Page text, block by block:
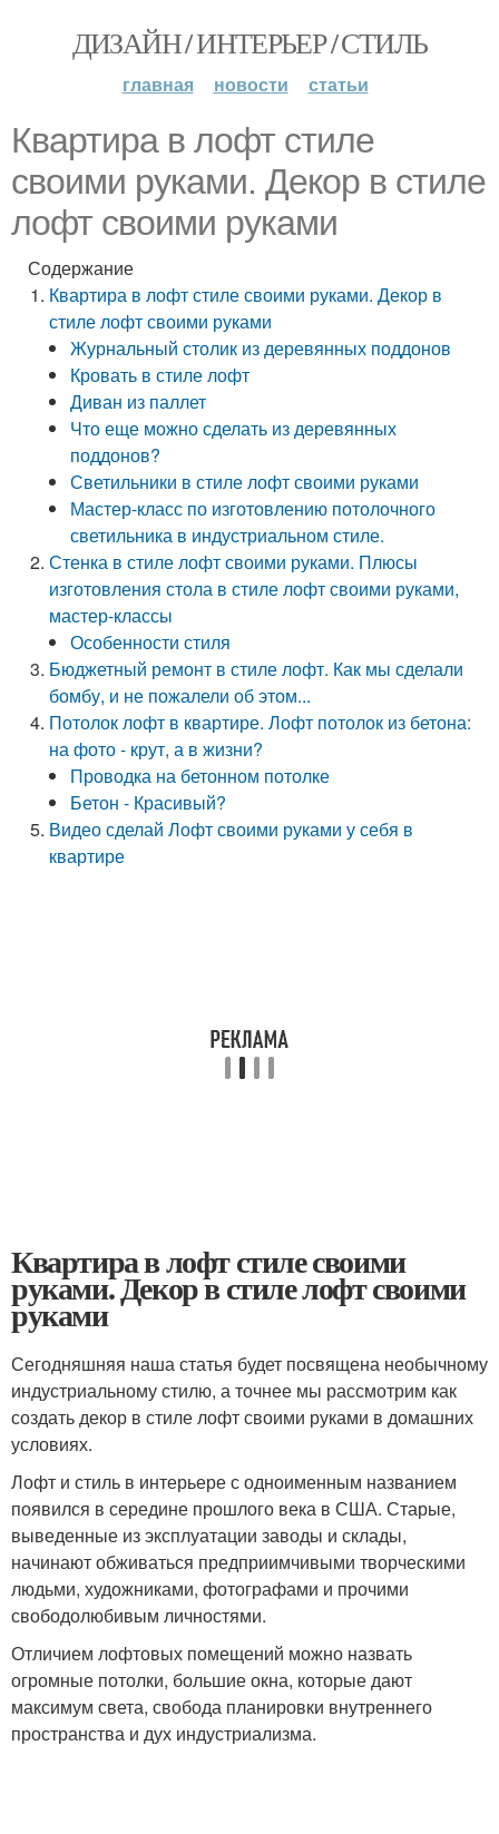
ДИЗАЙН / ИНТЕРЬЕР / СТИЛЬ
главная новости статьи
Квартира в лофт стиле
своими руками. Декор в стиле
лофт своими руками
Содержание
Квартира в лофт стиле своими руками. Декор в
стиле лофт своими руками
Журнальный столик из деревянных поддонов
Кровать в стиле лофт
Диван из паллет
Что еще можно сделать из деревянных
поддонов?
Светильники в стиле лофт своими руками
Мастер-класс по изготовлению потолочного
светильника в индустриальном стиле.
Стенка в стиле лофт своими руками. Плюсы
изготовления стола в стиле лофт своими руками,
мастер-классы
Особенности стиля
Бюджетный ремонт в стиле лофт. Как мы сделали
бомбу, и не пожалели об этом...
Потолок лофт в квартире. Лофт потолок из бетона:
на фото - крут, а в жизни?
Проводка на бетонном потолке
Бетон - Красивый?
Видео сделай Лофт своими руками у себя в
квартире
Квартира в лофт стиле своими
руками. Декор в стиле лофт своими
руками
Сегодняшняя наша статья будет посвящена необычному
индустриальному стилю, а точнее мы рассмотрим как
создать декор в стиле лофт своими руками в домашних
условиях.
Лофт и стиль в интерьере с одноименным названием
появился в середине прошлого века в США. Старые,
выведенные из эксплуатации заводы и склады,
начинают обживаться предприимчивыми творческими
людьми, художниками, фотографами и прочими
свободолюбивым личностями.
Отличием лофтовых помещений можно назвать
огромные потолки, большие окна, которые дают
максимум света, свобода планировки внутреннего
пространства и дух индустриализма.